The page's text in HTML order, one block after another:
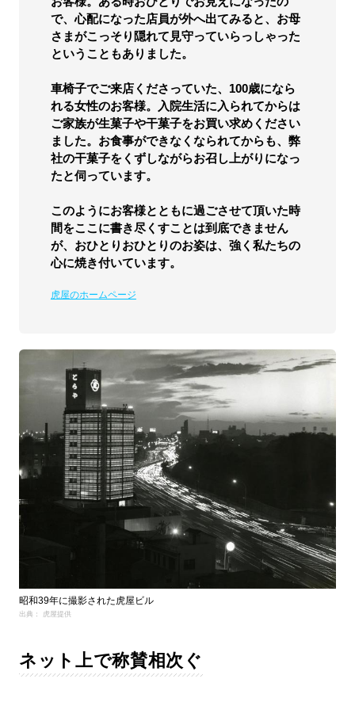
で、心配になった店員が外へ出てみると、お母
さまがこっそり隠れて見守っていらっしゃった
ということもありました。
車椅子でご来店くださっていた、100歳になら
れる女性のお客様。入院生活に入られてからは
ご家族が生菓子や干菓子をお買い求めください
ました。お食事ができなくなられてからも、弊
社の干菓子をくずしながらお召し上がりになっ
たと伺っています。
このようにお客様とともに過ごさせて頂いた時
間をここに書き尽くすことは到底できません
が、おひとりおひとりのお姿は、強く私たちの
心に焼き付いています。
虎屋のホームページ
昭和39年に撮影された虎屋ビル
出典： 虎屋提供
ネット上で称賛相次ぐ